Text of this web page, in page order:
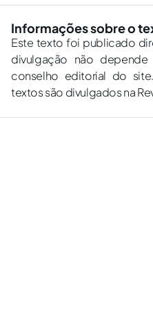
Informações sobre o
Este texto foi publicado
divulgação não
conselho editorial do
textos são divulgados na